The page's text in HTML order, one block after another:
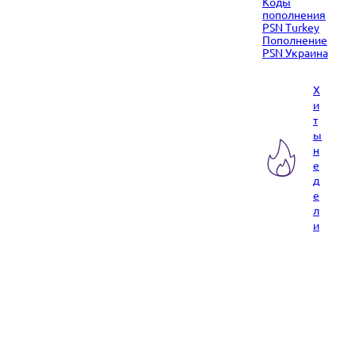
пополнения
PSN Turkey
Пополнение
PSN Украина
Х
и
т
ы
н
е
д
е
л
и